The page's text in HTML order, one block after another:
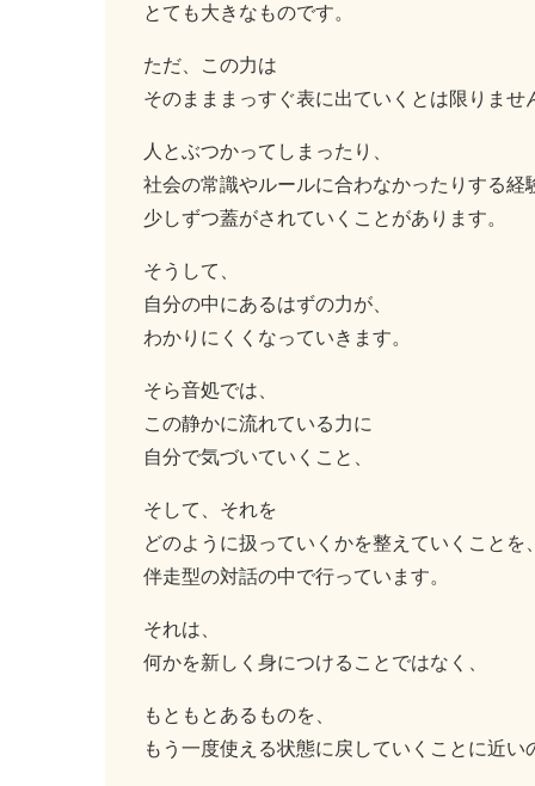
とても大きなものです。
ただ、この力は
そのまままっすぐ表に出ていくとは限りませ
人とぶつかってしまったり、
社会の常識やルールに合わなかったりする経
少しずつ蓋がされていくことがあります。
そうして、
自分の中にあるはずの力が、
わかりにくくなっていきます。
そら音処では、
この静かに流れている力に
自分で気づいていくこと、
そして、それを
どのように扱っていくかを整えていくことを、
伴走型の対話の中で行っています。
それは、
何かを新しく身につけることではなく、
もともとあるものを、
もう一度使える状態に戻していくことに近い